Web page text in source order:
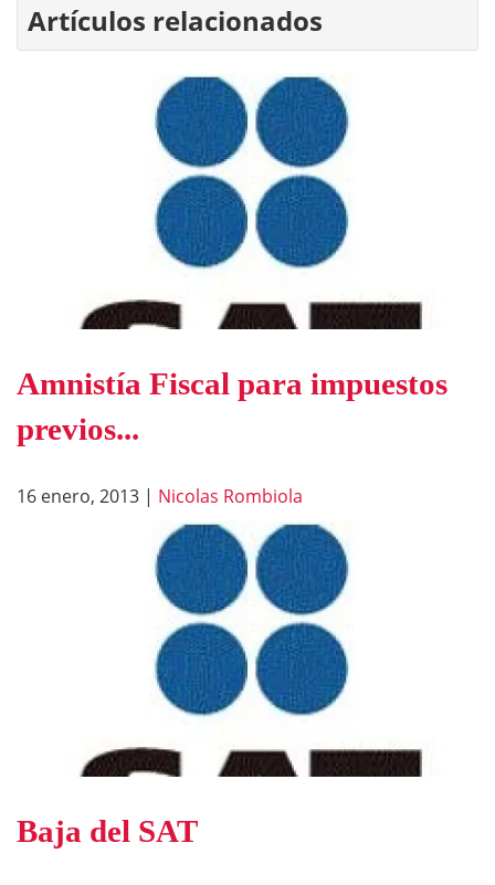
Artículos relacionados
Amnistía Fiscal para impuestos
previos...
16 enero, 2013 | Nicolas Rombiola
Baja del SAT